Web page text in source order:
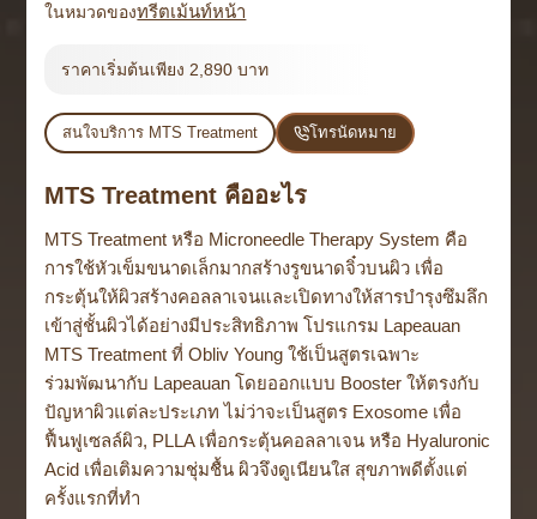
ในหมวดของทรีตเม้นท์หน้า
ราคาเริ่มต้นเพียง 2,890 บาท
สนใจบริการ MTS Treatment โทรนัดหมาย
MTS Treatment คืออะไร
MTS Treatment หรือ Microneedle Therapy System คือ
การใช้หัวเข็มขนาดเล็กมากสร้างรูขนาดจิ๋วบนผิว เพื่อ
กระตุ้นให้ผิวสร้างคอลลาเจนและเปิดทางให้สารบำรุงซึมลึก
เข้าสู่ชั้นผิวได้อย่างมีประสิทธิภาพ โปรแกรม Lapeauan
MTS Treatment ที่ Obliv Young ใช้เป็นสูตรเฉพาะ
ร่วมพัฒนากับ Lapeauan โดยออกแบบ Booster ให้ตรงกับ
ปัญหาผิวแต่ละประเภท ไม่ว่าจะเป็นสูตร Exosome เพื่อ
ฟื้นฟูเซลล์ผิว, PLLA เพื่อกระตุ้นคอลลาเจน หรือ Hyaluronic
Acid เพื่อเติมความชุ่มชื้น ผิวจึงดูเนียนใส สุขภาพดีตั้งแต่
ครั้งแรกที่ทำ